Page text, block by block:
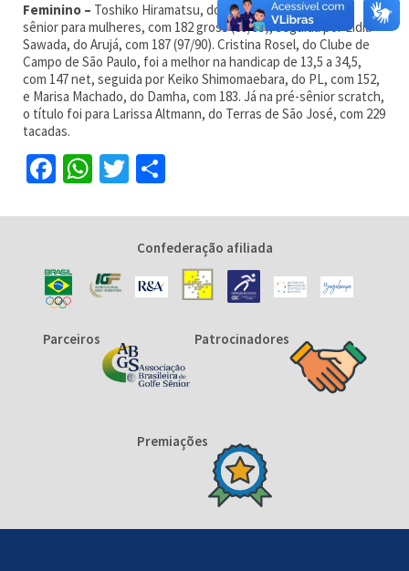
Feminino – Toshiko Hiramatsu, do PL, venceu a categoria
sênior para mulheres, com 182 gross (89/93), seguida por Lidia
Sawada, do Arujá, com 187 (97/90). Cristina Rosel, do Clube de
Campo de São Paulo, foi a melhor na handicap de 13,5 a 34,5,
com 147 net, seguida por Keiko Shimomaebara, do PL, com 152,
e Marisa Machado, do Damha, com 183. Já na pré-sênior scratch,
o título foi para Larissa Altmann, do Terras de São José, com 229
tacadas.
Facebook
WhatsApp
Twitter
Confederação afiliada
Parceiros Patrocinadores
Premiações